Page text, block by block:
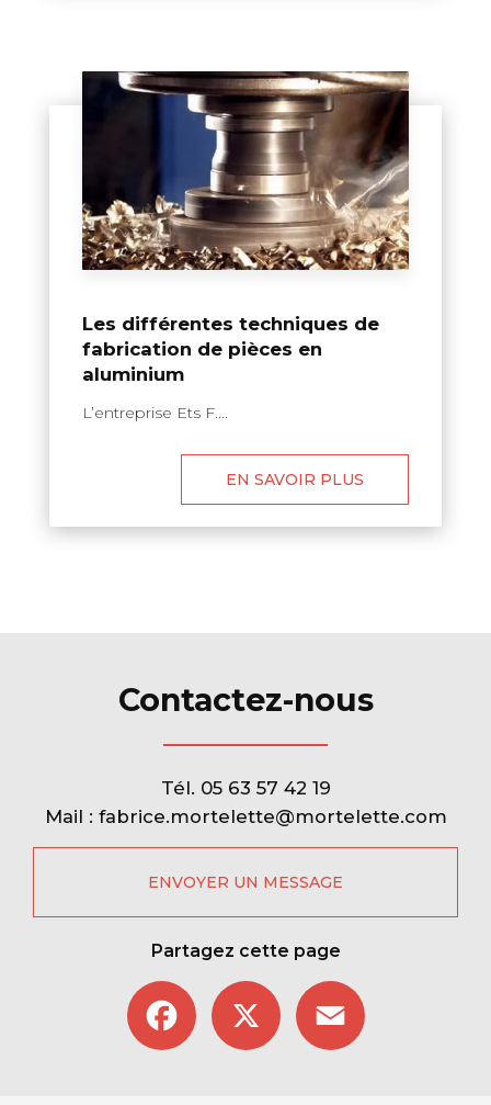
Les différentes techniques de
fabrication de pièces en
aluminium
L’entreprise Ets F....
EN SAVOIR PLUS
Contactez-nous
Tél. 05 63 57 42 19
Mail : fabrice.mortelette@mortelette.com
ENVOYER UN MESSAGE
Partagez cette page
Facebook